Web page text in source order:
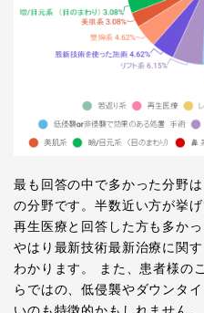
最も回答の中で多かった分野
の分野です。半数近い方が挙
再生医療と回答した方も多か
やはり最新技術最新治療に関
わかります。 また、患者様の
らではの、低侵襲やダウンタ
いのも特徴的かもしれません。